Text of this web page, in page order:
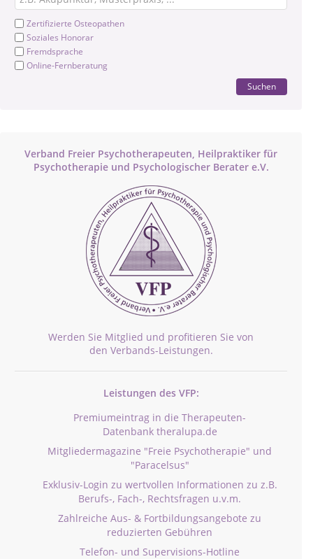
Zertifizierte Osteopathen
Soziales Honorar
Fremdsprache
Online-Fernberatung
Suchen
Verband Freier Psychotherapeuten, Heilpraktiker für
Psychotherapie und Psychologischer Berater e.V.
Werden Sie Mitglied und profitieren Sie von
den Verbands-Leistungen.
Leistungen des VFP:
Premiumeintrag in die Therapeuten-
Datenbank theralupa.de
Mitgliedermagazine "Freie Psychotherapie" und
"Paracelsus"
Exklusiv-Login zu wertvollen Informationen zu z.B.
Berufs-, Fach-, Rechtsfragen u.v.m.
Zahlreiche Aus- & Fortbildungsangebote zu
reduzierten Gebühren
Telefon- und Supervisions-Hotline